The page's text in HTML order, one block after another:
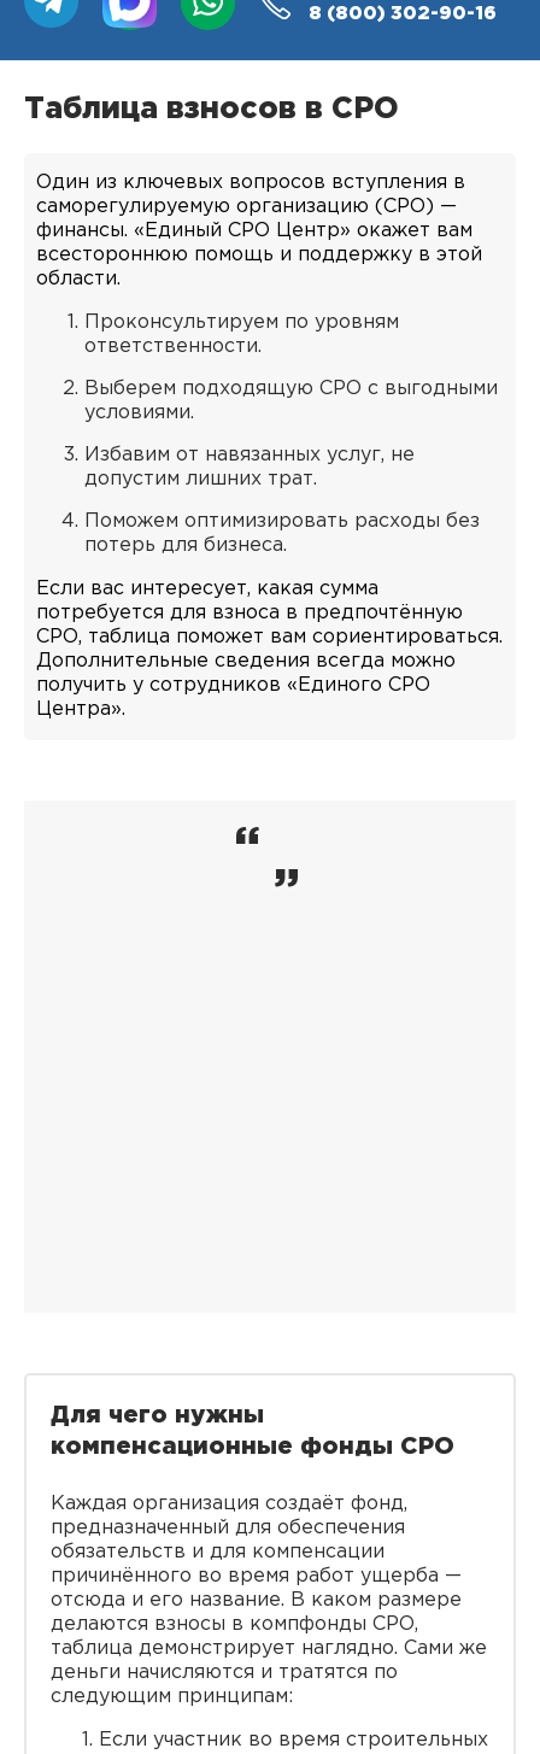
8 (800) 302-90-16
Таблица взносов в СРО
Один из ключевых вопросов вступления в
саморегулируемую организацию (СРО) —
финансы. «Единый СРО Центр» окажет вам
всестороннюю помощь и поддержку в этой
области.
Проконсультируем по уровням
ответственности.
Выберем подходящую СРО с выгодными
условиями.
Избавим от навязанных услуг, не
допустим лишних трат.
Поможем оптимизировать расходы без
потерь для бизнеса.
Если вас интересует, какая сумма
потребуется для взноса в предпочтённую
СРО, таблица поможет вам сориентироваться.
Дополнительные сведения всегда можно
получить у сотрудников «Единого СРО
Центра».
“
”
Для чего нужны
компенсационные фонды СРО
Каждая организация создаёт фонд,
предназначенный для обеспечения
обязательств и для компенсации
причинённого во время работ ущерба —
отсюда и его название. В каком размере
делаются взносы в компфонды СРО,
таблица демонстрирует наглядно. Сами же
деньги начисляются и тратятся по
следующим принципам:
Если участник во время строительных